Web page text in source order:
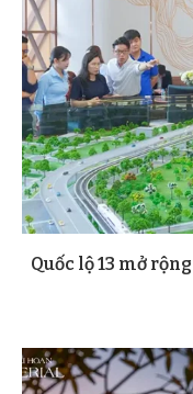
Quốc lộ 13 mở